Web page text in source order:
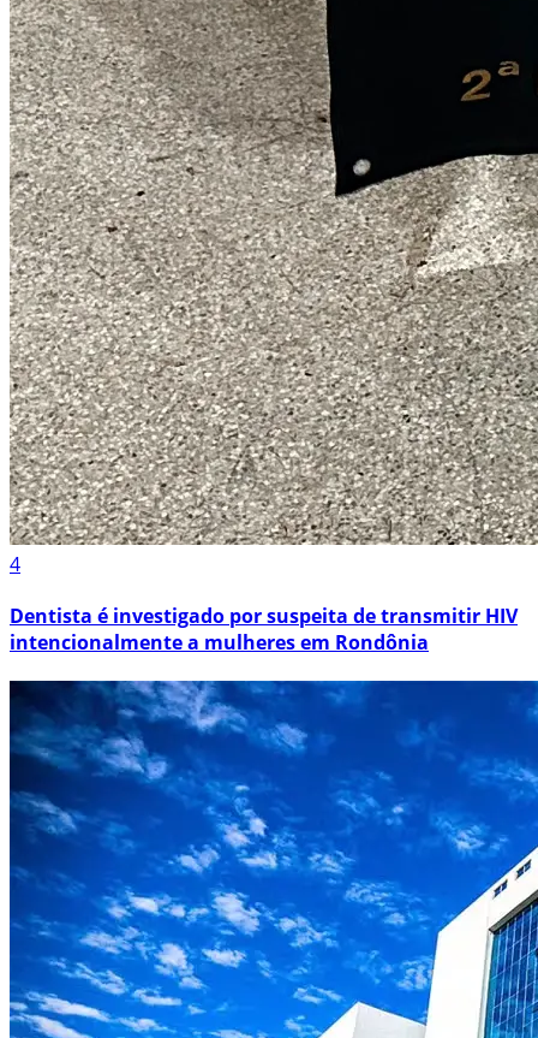
4
Dentista é investigado por suspeita de transmitir HIV
intencionalmente a mulheres em Rondônia